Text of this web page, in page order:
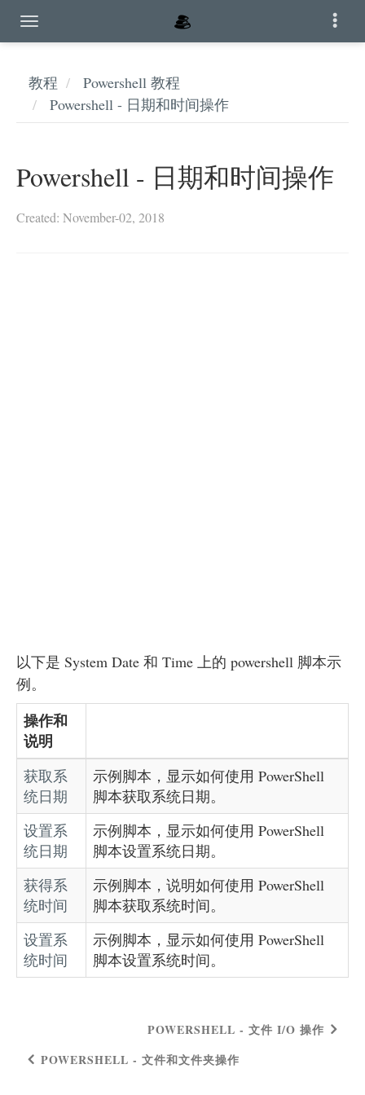
教程
Powershell 教程
Powershell - 日期和时间操作
Powershell - 日期和时间操作
Created: November-02, 2018
以下是 System Date 和 Time 上的 powershell 脚本示
例。
操作和
说明
获取系
统日期
示例脚本，显示如何使用 PowerShell
脚本获取系统日期。
设置系
统日期
示例脚本，显示如何使用 PowerShell
脚本设置系统日期。
获得系
统时间
示例脚本，说明如何使用 PowerShell
脚本获取系统时间。
设置系
统时间
示例脚本，显示如何使用 PowerShell
脚本设置系统时间。
POWERSHELL - 文件 I/O 操作
POWERSHELL - 文件和文件夹操作